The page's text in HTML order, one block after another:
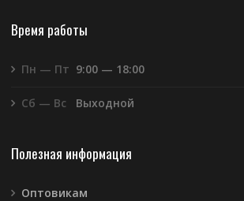
Время работы
Пн — Пт 9:00 — 18:00
Сб — Вс Выходной
Полезная информация
Оптовикам